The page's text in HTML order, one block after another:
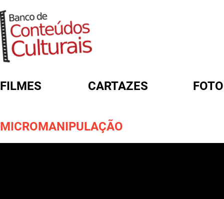
FILMES CARTAZES
MICROMANIPULAÇÃO
FORMULÁRIO DE BUSCA